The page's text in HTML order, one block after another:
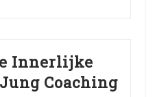
Innerlijke
Coaching